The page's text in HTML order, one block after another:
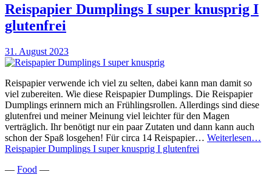
Reispapier Dumplings I super knusprig I
glutenfrei
31. August 2023
Reispapier verwende ich viel zu selten, dabei kann man damit so
viel zubereiten. Wie diese Reispapier Dumplings. Die Reispapier
Dumplings erinnern mich an Frühlingsrollen. Allerdings sind diese
glutenfrei und meiner Meinung viel leichter für den Magen
verträglich. Ihr benötigt nur ein paar Zutaten und dann kann auch
schon der Spaß losgehen! Für circa 14 Reispapier… Weiterlesen…
Reispapier Dumplings I super knusprig I glutenfrei
— Food —